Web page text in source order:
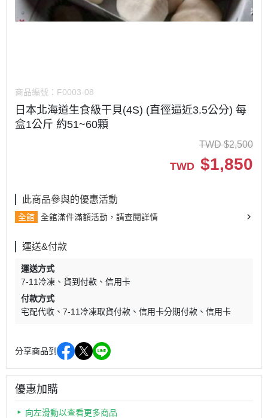
商品編號： F0003-08
日本北海道生食級干貝(4S) (直徑逼近3.5公分) 每
盒1公斤 約51~60顆
TWD $2,500
TWD $1,850
此商品參與的優惠活動
全館 全館滿件滿額活動，請查閱詳情
運送&付款
運送方式
7-11冷凍
貨到付款
信用卡
付款方式
宅配代收
7-11冷凍取貨付款 信用卡分期付款 信用卡
分享商品到
優惠加購
向左滑動以查看更多商品